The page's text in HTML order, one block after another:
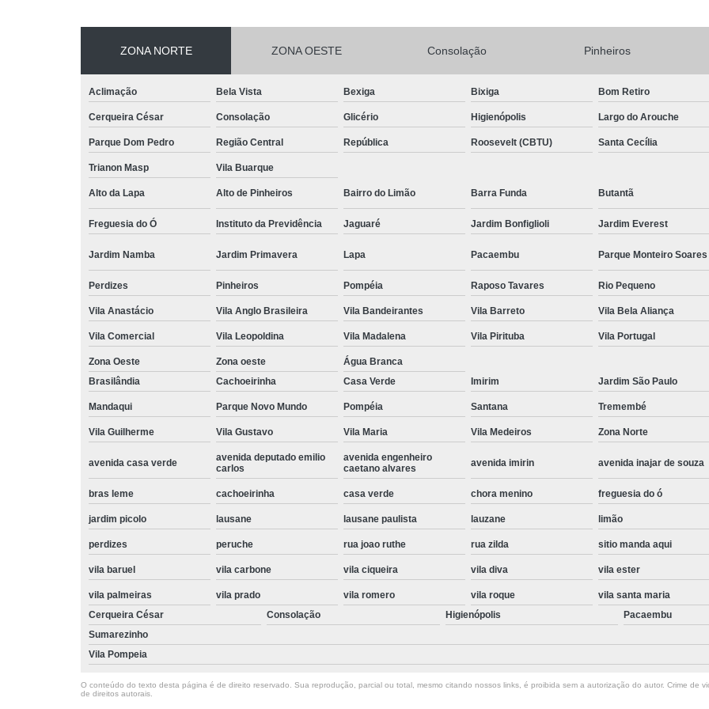
Conserto de Adega Brastemp
Conserto de Adega de Vinho
Conserto
Assistencia Tecnica e Conserto Geladeira
Conserto de Geladeira Expositora de
Conserto Geladeira Expositora
Conserto para Geladeira Expositora
Instalação de Fogão Brastemp
Instalação de Fogão de Embutir
Instalação Fogão Brastemp
Instalação
Instalação Eletrica Maquina de Lavar
Instalação Maquina de Lavar
Instalar Maquina Lavar Roupa
Samsung Instalação Maquina de
Instalação Maquina Lava e Seca
Instalação Samsung Lava e
Lava e Seca Samsung Instalação
Manutenção de Fogão
Manutenção de
ZONA NORTE ZONA OESTE Consolação Pinheiros
Aclimação Bela Vista Bexiga Bixiga Bom Retiro
Cerqueira César Consolação Glicério Higienópolis Largo do Arouche
Parque Dom Pedro Região Central República Roosevelt (CBTU) Santa Cecília
Trianon Masp Vila Buarque
Alto da Lapa Alto de Pinheiros Bairro do Limão Barra Funda Butantã
Freguesia do Ó Instituto da Previdência Jaguaré Jardim Bonfiglioli Jardim Everest
Jardim Namba Jardim Primavera Lapa Pacaembu Parque Monteiro Soares
Perdizes Pinheiros Pompéia Raposo Tavares Rio Pequeno
Vila Anastácio Vila Anglo Brasileira Vila Bandeirantes Vila Barreto Vila Bela Aliança
Vila Comercial Vila Leopoldina Vila Madalena Vila Pirituba Vila Portugal
Zona Oeste Zona oeste
Água Branca
Brasilândia
Cachoeirinha Casa Verde Imirim Jardim São Paulo
Mandaqui Parque Novo Mundo Pompéia Santana Tremembé
Vila Guilherme Vila Gustavo Vila Maria Vila Medeiros Zona Norte
avenida casa verde
avenida deputado emilio
carlos
avenida engenheiro
caetano alvares
avenida imirin avenida inajar de souza
bras leme cachoeirinha casa verde chora menino freguesia do ó
jardim picolo lausane lausane paulista lauzane limão
perdizes peruche rua joao ruthe rua zilda sitio manda aqui
vila baruel vila carbone vila ciqueira vila diva vila ester
vila palmeiras vila prado vila romero vila roque vila santa maria
Cerqueira César
Consolação Higienópolis Pacaembu
Sumarezinho
Vila Pompeia
O conteúdo do texto desta página é de direito reservado. Sua reprodução, parcial ou total, mesmo citando nossos links, é proibida sem a autorização do autor. Crime de
de direitos autorais